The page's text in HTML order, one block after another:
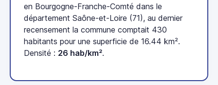
en Bourgogne-Franche-Comté dans le
département Saône-et-Loire (71), au dernier
recensement la commune comptait 430
habitants pour une superficie de 16.44 km².
Densité : 26 hab/km².